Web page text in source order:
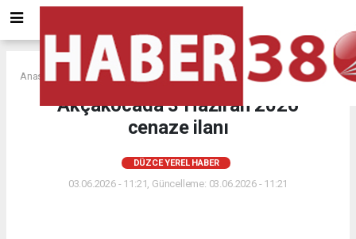
Anasayfa DÜZCE YEREL HABER
Akçakocada 3 Haziran 2026
cenaze ilanı
DÜZCE YEREL HABER
03.06.2026 - 11:21, Güncelleme: 03.06.2026 - 11:21